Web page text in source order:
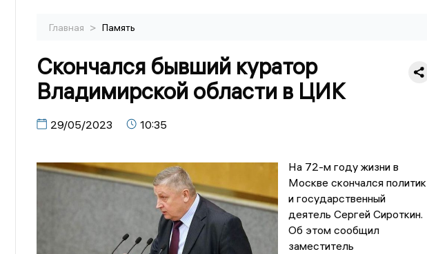
Главная > Память
Скончался бывший куратор
Владимирской области в ЦИК
29/05/2023 10:35
На 72-м году жизни в
Москве скончался политик
и государственный
деятель Сергей Сироткин.
Об этом сообщил
заместитель